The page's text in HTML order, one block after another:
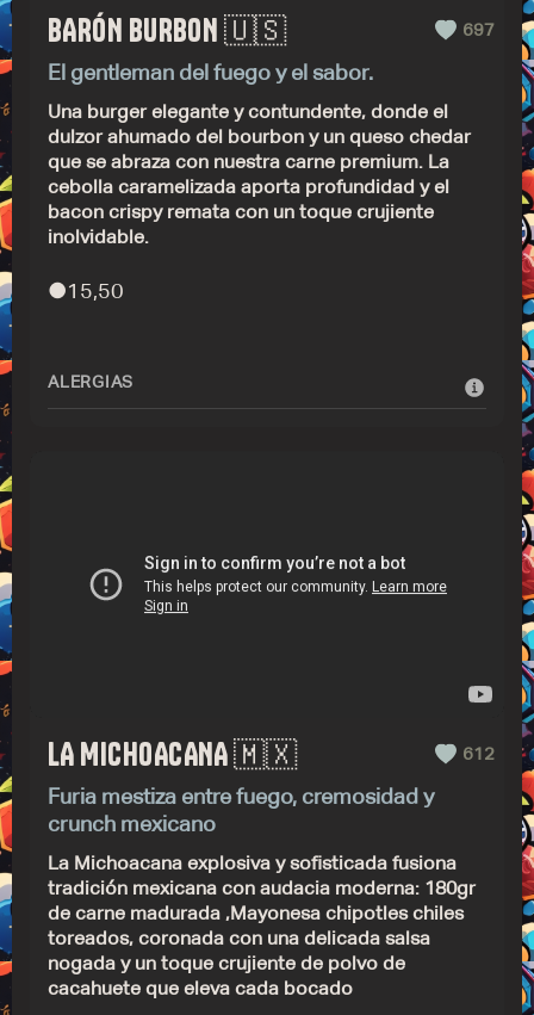
BARÓN BURBON 🇺🇸 697
El gentleman del fuego y el sabor.
Una burger elegante y contundente, donde el
dulzor ahumado del bourbon y un queso chedar
que se abraza con nuestra carne premium. La
cebolla caramelizada aporta profundidad y el
bacon crispy remata con un toque crujiente
inolvidable.
●15,50
ALERGIAS
LA MICHOACANA 🇲🇽 612
Furia mestiza entre fuego, cremosidad y
crunch mexicano
La Michoacana explosiva y sofisticada fusiona
tradición mexicana con audacia moderna: 180gr
de carne madurada ,Mayonesa chipotles chiles
toreados, coronada con una delicada salsa
nogada y un toque crujiente de polvo de
cacahuete que eleva cada bocado